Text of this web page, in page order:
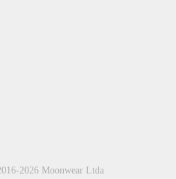
2026 Moonwear Ltda